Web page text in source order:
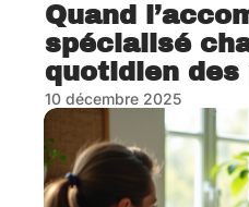
Quand
spécialisé
quotidien
10 décembre 2025